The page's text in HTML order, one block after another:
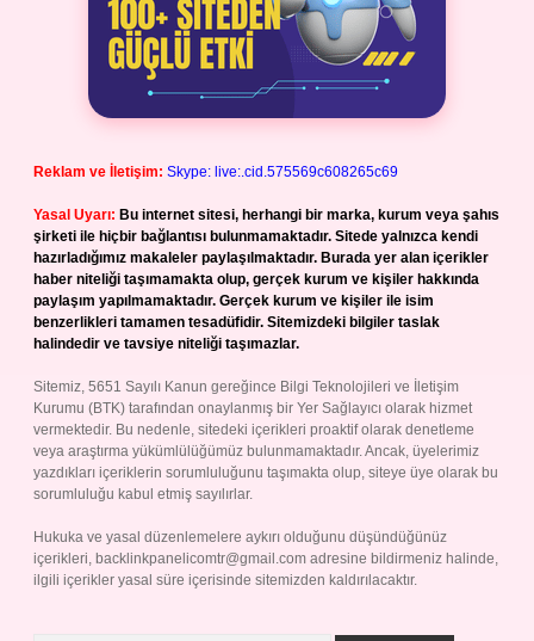
Reklam ve İletişim: Skype: live:.cid.575569c608265c69
Yasal Uyarı: Bu internet sitesi, herhangi bir marka, kurum veya şahıs
şirketi ile hiçbir bağlantısı bulunmamaktadır. Sitede yalnızca kendi
hazırladığımız makaleler paylaşılmaktadır. Burada yer alan içerikler
haber niteliği taşımamakta olup, gerçek kurum ve kişiler hakkında
paylaşım yapılmamaktadır. Gerçek kurum ve kişiler ile isim
benzerlikleri tamamen tesadüfidir. Sitemizdeki bilgiler taslak
halindedir ve tavsiye niteliği taşımazlar.
Sitemiz, 5651 Sayılı Kanun gereğince Bilgi Teknolojileri ve İletişim
Kurumu (BTK) tarafından onaylanmış bir Yer Sağlayıcı olarak hizmet
vermektedir. Bu nedenle, sitedeki içerikleri proaktif olarak denetleme
veya araştırma yükümlülüğümüz bulunmamaktadır. Ancak, üyelerimiz
yazdıkları içeriklerin sorumluluğunu taşımakta olup, siteye üye olarak bu
sorumluluğu kabul etmiş sayılırlar.
Hukuka ve yasal düzenlemelere aykırı olduğunu düşündüğünüz
içerikleri, backlinkpanelicomtr@gmail.com adresine bildirmeniz halinde,
ilgili içerikler yasal süre içerisinde sitemizden kaldırılacaktır.